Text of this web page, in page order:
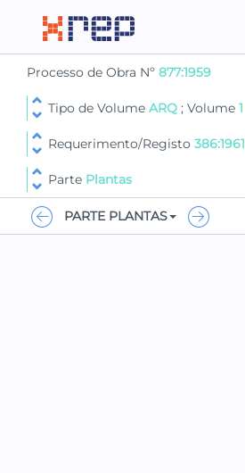
Processo de Obra Nº 877:1959
Tipo de Volume ARQ ; Volume 1
Requerimento/Registo 386:1961
Parte Plantas
PARTE PLANTAS